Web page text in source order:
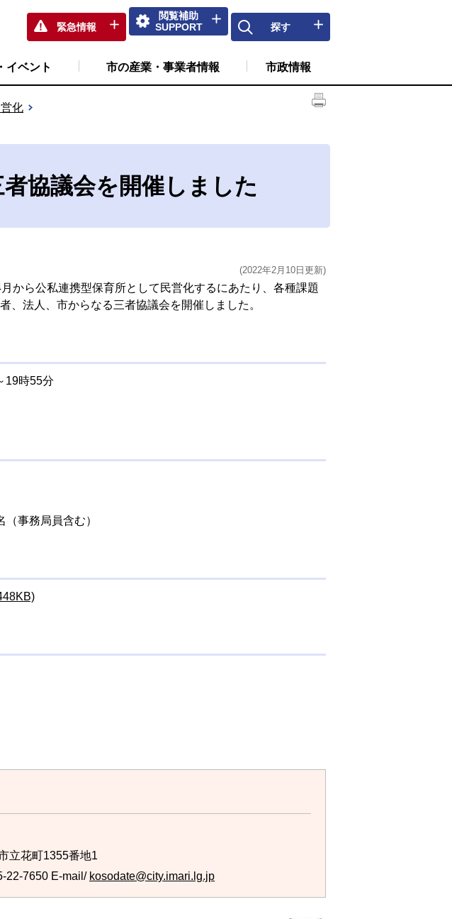
緊急情報
閲覧補助
SUPPORT
探す
イベント 市の産業・事業者情報 市政情報
化
協議会を開催しました
(2022年2月10日更新)
から公私連携型保育所として民営化するにあたり、各種課題
、法人、市からなる三者協議会を開催しました。
19時55分
事務局員含む）
立花町1355番地1
22-7650 E-mail/ kosodate@city.imari.lg.jp